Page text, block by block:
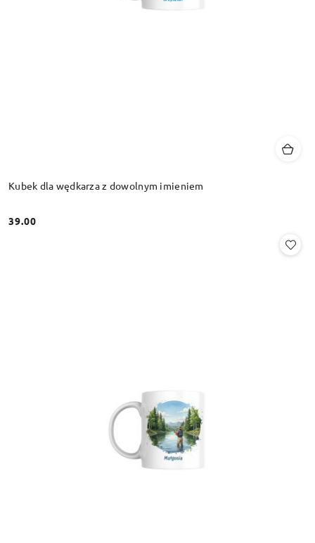
Kubek dla wędkarza z dowolnym imieniem
Cena:
39.00